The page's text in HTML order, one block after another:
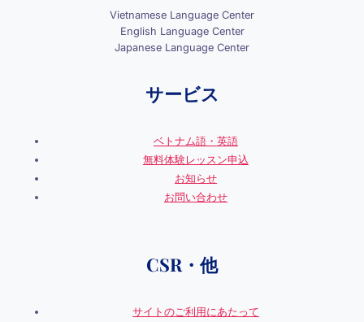
Vietnamese Language Center
English Language Center
Japanese Language Center
サービス
ベトナム語・英語
無料体験レッスン申込
お知らせ
お問い合わせ
CSR・他
サイトのご利用にあたって